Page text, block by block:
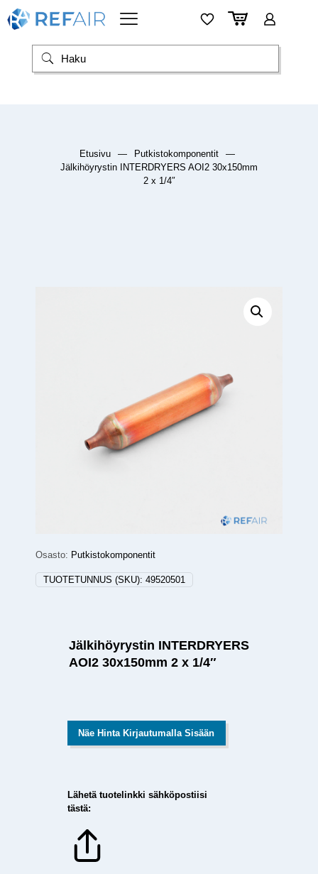
Etusivu — Putkistokomponentit
—
Jälkihöyrystin INTERDRYERS AOI2 30x150mm
2 x 1/4″
Osasto: Putkistokomponentit
TUOTETUNNUS (SKU): 49520501
Jälkihöyrystin INTERDRYERS
AOI2 30x150mm 2 x 1/4″
Näe Hinta Kirjautumalla Sisään
Lähetä tuotelinkki sähköpostiisi
tästä: